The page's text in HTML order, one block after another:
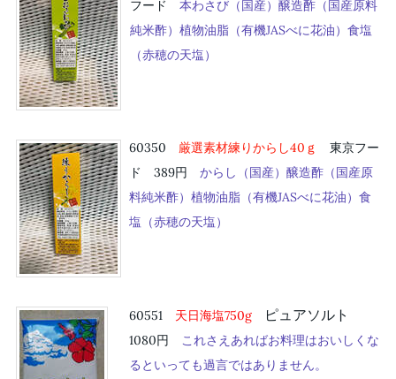
フード 本わさび（国産）醸造酢（国産原料
純米酢）植物油脂（有機JASべに花油）食塩
（赤穂の天塩）
60350 厳選素材練りからし40ｇ 東京フー
ド 389円 からし（国産）醸造酢（国産原
料純米酢）植物油脂（有機JASべに花油）食
塩（赤穂の天塩）
60551 天日海塩750g ピュアソルト
1080円
これさえあればお料理はおいしくな
るといっても過言ではありません。